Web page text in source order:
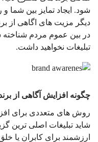
شود. ایجاد تمایز بین شما
دیگر مزیت های اگاهی از
در بین عموم مردم شناخته
تبلیغات نخواهید داشت.
چگونه افزایش آگاهی از
شاید تبلیغات اصلی ترین
ارزشمند برای کابران یا